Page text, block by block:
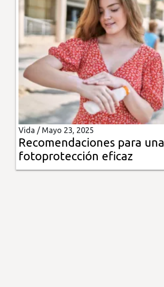
Show
Deportes
Mundo
Multimedia
Impreso
Vida / Mayo 23, 2025
Recomendaciones para una
fotoprotección eficaz